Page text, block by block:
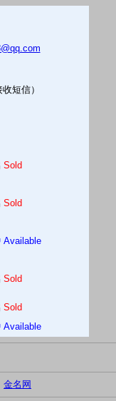
短信）
Sold
Sold
Available
Sold
Sold
Available
金名网